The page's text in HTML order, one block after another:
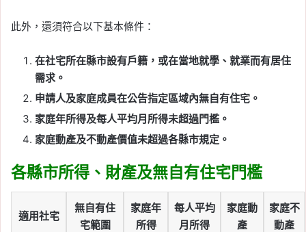
此外，還須符合以下基本條件：
在社宅所在縣市設有戶籍，或在當地就學、就業而有居住
需求。
申請人及家庭成員在公告指定區域內無自有住宅。
家庭年所得及每人平均月所得未超過門檻。
家庭動產及不動產價值未超過各縣市規定。
各縣市所得、財產及無自有住宅門檻
適用社宅
無自有住
宅範圍
家庭年
所得
每人平均
月所得
家庭動
產
家庭不
動產